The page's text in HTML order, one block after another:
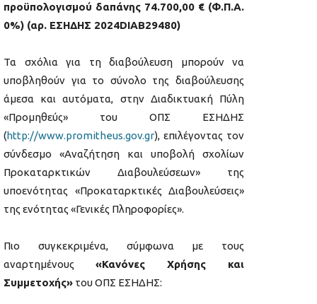
προϋπολογισμού δαπάνης 74.700,00 € (Φ.Π.Α.
0%) (αρ. ΕΣΗΔΗΣ 2024DIAB29480)
Τα σχόλια για τη διαβούλευση μπορούν να
υποβληθούν για το σύνολο της διαβούλευσης
άμεσα και αυτόματα, στην Διαδικτυακή Πύλη
«Προμηθεύς» του ΟΠΣ ΕΣΗΔΗΣ
(http://www.promitheus.gov.gr), επιλέγοντας τον
σύνδεσμο «Αναζήτηση και υποβολή σχολίων
Προκαταρκτικών Διαβουλεύσεων» της
υποενότητας «Προκαταρκτικές Διαβουλεύσεις»
της ενότητας «Γενικές Πληροφορίες».
Πιο συγκεκριμένα, σύμφωνα με τους
αναρτημένους «Κανόνες Χρήσης και
Συμμετοχής» του ΟΠΣ ΕΣΗΔΗΣ: